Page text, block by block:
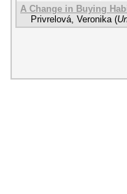
A Change in Buying
Privrelová, Veronika (